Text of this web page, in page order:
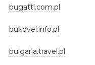
bugatti.com.pl
bukovel.info.pl
bulgaria.travel.pl